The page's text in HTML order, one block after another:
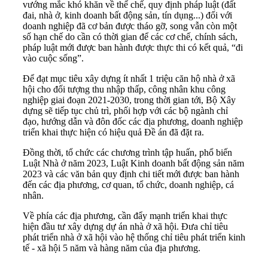
vướng mắc khó khăn về thể chế, quy định pháp luật (đất
đai, nhà ở, kinh doanh bất động sản, tín dụng...) đối với
doanh nghiệp đã cơ bản được tháo gỡ, song vẫn còn một
số hạn chế do cần có thời gian để các cơ chế, chính sách,
pháp luật mới được ban hành được thực thi có kết quả, “đi
vào cuộc sống”.
Để đạt mục tiêu xây dựng ít nhất 1 triệu căn hộ nhà ở xã
hội cho đối tượng thu nhập thấp, công nhân khu công
nghiệp giai đoạn 2021-2030, trong thời gian tới, Bộ Xây
dựng sẽ tiếp tục chủ trì, phối hợp với các bộ ngành chỉ
đạo, hướng dẫn và đôn đốc các địa phương, doanh nghiệp
triển khai thực hiện có hiệu quả Đề án đã đặt ra.
Đồng thời, tổ chức các chương trình tập huấn, phổ biến
Luật Nhà ở năm 2023, Luật Kinh doanh bất động sản năm
2023 và các văn bản quy định chi tiết mới được ban hành
đến các địa phương, cơ quan, tổ chức, doanh nghiệp, cá
nhân.
Về phía các địa phương, cần đẩy mạnh triển khai thực
hiện đầu tư xây dựng dự án nhà ở xã hội. Đưa chỉ tiêu
phát triển nhà ở xã hội vào hệ thống chỉ tiêu phát triển kinh
tế - xã hội 5 năm và hàng năm của địa phương.